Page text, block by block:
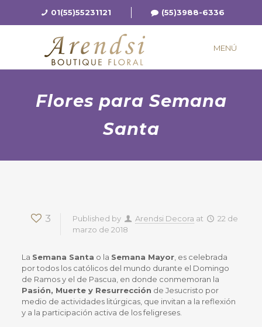
01(55)55231121 (55)3988-6336
MENÚ
Flores para Semana
Santa
3 Published by Arendsi Decora at
22 de
marzo de 2018
La Semana Santa o la Semana Mayor , es celebrada
por todos los católicos del mundo durante el Domingo
de Ramos y el de Pascua, en donde conmemoran la
Pasión, Muerte y Resurrección de Jesucristo por
medio de actividades litúrgicas, que invitan a la reflexión
y a la participación activa de los feligreses.